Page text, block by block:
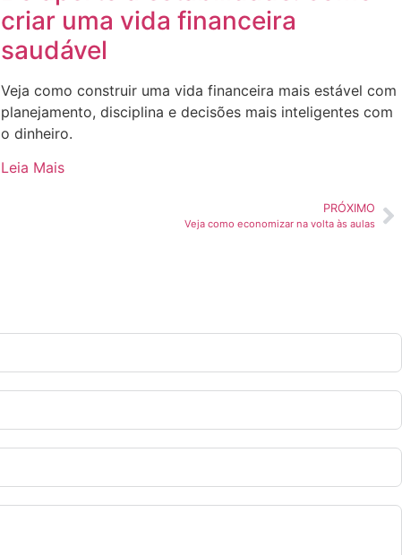
criar uma vida financeira
saudável
Veja como construir uma vida financeira mais estável com
planejamento, disciplina e decisões mais inteligentes com
o dinheiro.
Leia Mais
PRÓXIMO
Veja como economizar na volta às aulas